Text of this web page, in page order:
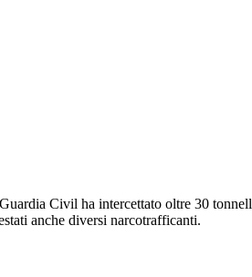
Civil ha intercettato oltre 30
anche diversi narcotrafficanti.